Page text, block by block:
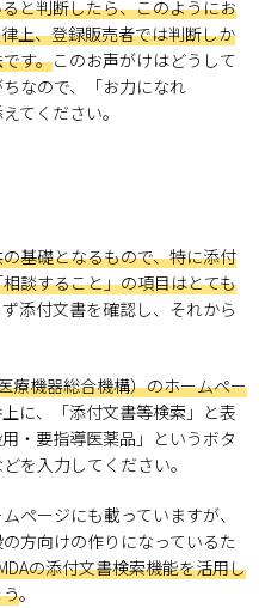
と判断したら、このようにお
上、登録販売者では判断しか
す。このお声がけはどうして
なので、「お力になれ
てください。
基礎となるもので、特に添付
談すること」の項目はとても
添付文書を確認し、それから
療機器総合機構）のホームペー
に、「添付文書等検索」と表
・要指導医薬品」というボタ
を入力してください。
ページにも載っていますが、
方向けの作りになっているた
の添付文書検索機能を活用し
。